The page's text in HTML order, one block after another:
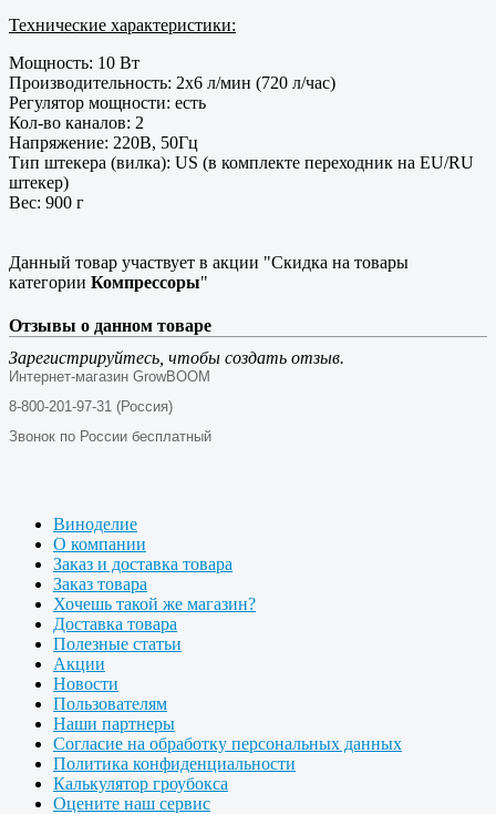
Технические характеристики:
Мощность: 10 Вт
Производительность: 2х6 л/мин (720 л/час)
Регулятор мощности: есть
Кол-во каналов: 2
Напряжение: 220В, 50Гц
Тип штекера (вилка): US (в комплекте переходник на EU/RU
штекер)
Вес: 900 г
Данный товар участвует в акции "Скидка на товары
категории Компрессоры"
Отзывы о данном товаре
Зарегистрируйтесь, чтобы создать отзыв.
Интернет-магазин GrowBOOM
8-800-201-97-31 (Россия)
Звонок по России бесплатный
Виноделие
О компании
Заказ и доставка товара
Заказ товара
Хочешь такой же магазин?
Доставка товара
Полезные статьи
Акции
Новости
Пользователям
Наши партнеры
Согласие на обработку персональных данных
Политика конфиденциальности
Калькулятор гроубокса
Оцените наш сервис